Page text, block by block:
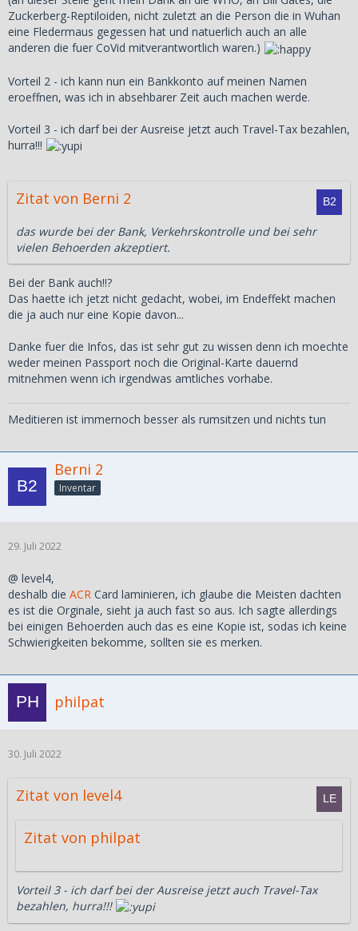
Zuckerberg-Reptiloiden, nicht zuletzt an die Person die in Wuhan
eine Fledermaus gegessen hat und natuerlich auch an alle
anderen die fuer CoVid mitverantwortlich waren.)
Vorteil 2 - ich kann nun ein Bankkonto auf meinen Namen
eroeffnen, was ich in absehbarer Zeit auch machen werde.
Vorteil 3 - ich darf bei der Ausreise jetzt auch Travel-Tax bezahlen,
hurra!!!
Zitat von Berni 2
das wurde bei der Bank, Verkehrskontrolle und bei sehr
vielen Behoerden akzeptiert.
Bei der Bank auch!!?
Das haette ich jetzt nicht gedacht, wobei, im Endeffekt machen
die ja auch nur eine Kopie davon...
Danke fuer die Infos, das ist sehr gut zu wissen denn ich moechte
weder meinen Passport noch die Original-Karte dauernd
mitnehmen wenn ich irgendwas amtliches vorhabe.
Meditieren ist immernoch besser als rumsitzen und nichts tun
Berni 2
Inventar
29. Juli 2022
@ level4,
deshalb die ACR Card laminieren, ich glaube die Meisten dachten
es ist die Orginale, sieht ja auch fast so aus. Ich sagte allerdings
bei einigen Behoerden auch das es eine Kopie ist, sodas ich keine
Schwierigkeiten bekomme, sollten sie es merken.
philpat
30. Juli 2022
Zitat von level4
Zitat von philpat
Vorteil 3 - ich darf bei der Ausreise jetzt auch Travel-Tax
bezahlen, hurra!!!